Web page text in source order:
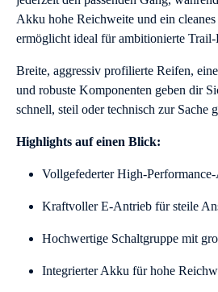
Akku hohe Reichweite und ein cleanes
ermöglicht ideal für ambitionierte Trail-
Breite, aggressiv profilierte Reifen,
und robuste Komponenten geben dir
schnell, steil oder technisch zur Sache
Highlights auf einen Blick:
Vollgefederter High-
Kraftvoller E-Antrieb für steile
Hochwertige Schaltgruppe mit
Integrierter Akku für hohe